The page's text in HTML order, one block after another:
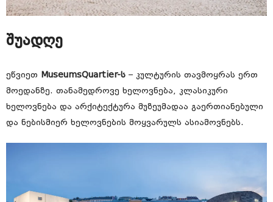
შუადღე
ეწვიეთ MuseumsQuartier-ს – კულტურის თავმოყრას ერთ
მოედანზე. თანამედროვე ხელოვნება, კლასიკური
ხელოვნება და არქიტექტურა მუზეუმადაა გაერთიანებული
და ნებისმიერ ხელოვნების მოყვარულს ასიამოვნებს.